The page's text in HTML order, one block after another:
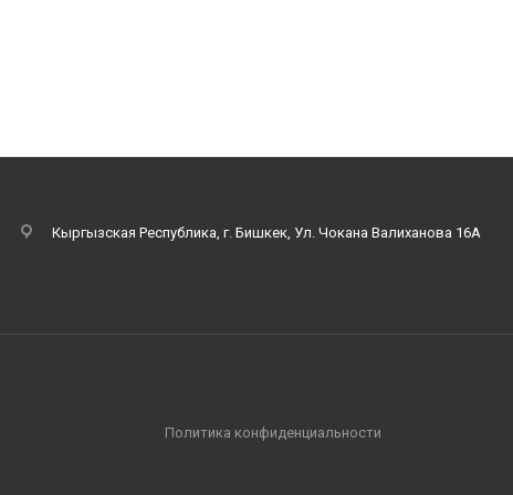
Кыргызская Республика, г. Бишкек, Ул. Чокана Валиханова 16А
Политика конфиденциальности